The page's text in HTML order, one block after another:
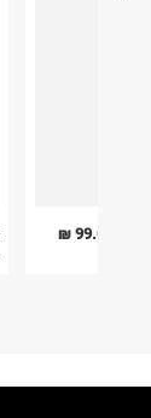
99.00 ₪